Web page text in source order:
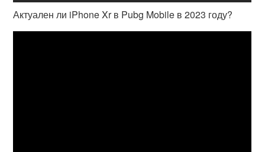
Актуален ли iPhone Xr в Pubg Mobile в 2023 году?